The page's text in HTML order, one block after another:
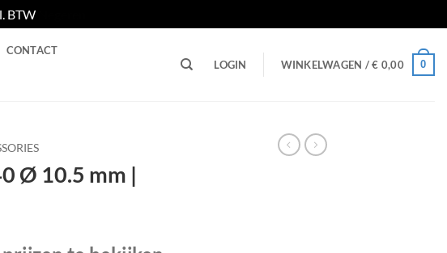
BTW
CONTACT
LOGIN WINKELWAGEN /€ 0,00 0
Ø 10.5 mm |